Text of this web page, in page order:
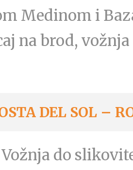
Medinom i
na brod,
DEL SOL –
do